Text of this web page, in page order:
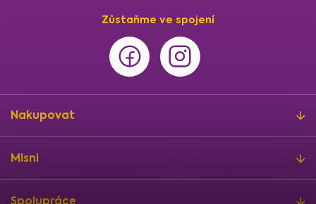
Zůstaňme ve spojení
Nakupovat
Mlsni
Spolupráce